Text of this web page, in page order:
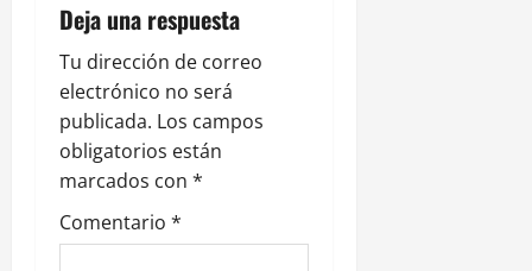
ó
n
d
e
e
Deja una respuesta
Tu dirección de correo
electrónico no será
publicada. Los campos
obligatorios están
marcados con *
Comentario *